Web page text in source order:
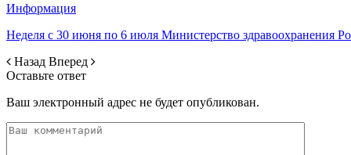
Информация
Неделя с 30 июня по 6 июля Министерство здравоохранения
Назад Вперед
Оставьте ответ
Ваш электронный адрес не будет опубликован.